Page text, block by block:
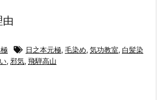
日之本元極, 毛染め, 気功教室, 白髪染
, 邪気, 飛騨高山